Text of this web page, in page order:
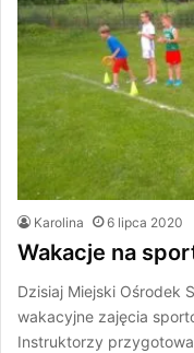
Karolina 6 lipca 2020
Wakacje na
Dzisiaj Miejski Ośrodek
wakacyjne zajęcia
Instruktorzy